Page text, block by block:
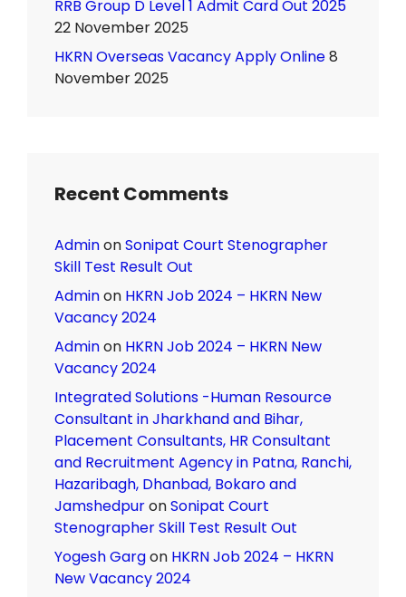
RRB Group D Level 1 Admit Card Out 2025
22 November 2025
HKRN Overseas Vacancy Apply Online8
November 2025
Recent Comments
AdminonSonipat Court Stenographer
Skill Test Result Out
Adminon HKRN Job 2024 – HKRN New
Vacancy 2024
Adminon HKRN Job 2024 – HKRN New
Vacancy 2024
Integrated Solutions -Human Resource
Consultant in Jharkhand and Bihar,
Placement Consultants, HR Consultant
and Recruitment Agency in Patna, Ranchi,
Hazaribagh, Dhanbad, Bokaro and
JamshedpuronSonipat Court
Stenographer Skill Test Result Out
Yogesh Gargon HKRN Job 2024 – HKRN
New Vacancy 2024